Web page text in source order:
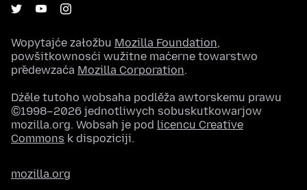
Wopytajće załožbu Mozilla Foundation,
powšitkownosći wužitne maćerne towarstwo
předewzaća Mozilla Corporation.
Dźěle tutoho wobsaha podlěža awtorskemu prawu
©1998–2026 jednotliwych sobuskutkowarjow
mozilla.org. Wobsah je pod licencu Creative
Commons k dispoziciji.
mozilla.org